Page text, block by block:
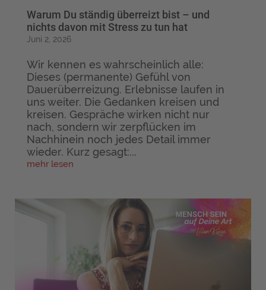
Warum Du ständig überreizt bist – und
nichts davon mit Stress zu tun hat
Juni 2, 2026
Wir kennen es wahrscheinlich alle:
Dieses (permanente) Gefühl von
Dauerüberreizung. Erlebnisse laufen in
uns weiter. Die Gedanken kreisen und
kreisen. Gespräche wirken nicht nur
nach, sondern wir zerpflücken im
Nachhinein noch jedes Detail immer
wieder. Kurz gesagt:...
mehr lesen